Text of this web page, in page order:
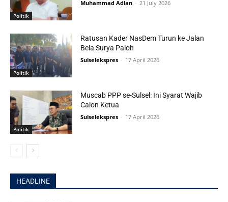
Politik
Muhammad Adlan - 21 July 2026
Politik
Ratusan Kader NasDem Turun ke Jalan
Bela Surya Paloh
Sulselekspres - 17 April 2026
Politik
Muscab PPP se-Sulsel: Ini Syarat Wajib
Calon Ketua
Sulselekspres - 17 April 2026
HEADLINE